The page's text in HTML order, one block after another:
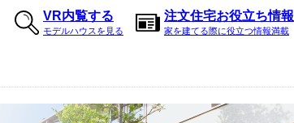
VR内覧する
モデルハウスを見る
注文住宅お役立ち情報
家を建てる際に役立つ情報満載